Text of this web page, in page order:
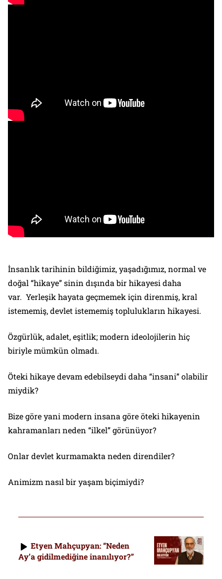
İnsanlık tarihinin bildiğimiz, yaşadığımız, normal ve
doğal “hikaye” sinin dışında bir hikayesi daha
var. Yerleşik hayata geçmemek için direnmiş, kral
istememiş, devlet istememiş toplulukların hikayesi.
Özgürlük, adalet, eşitlik; modern ideolojilerin hiç
biriyle mümkün olmadı.
Öteki hikaye devam edebilseydi daha “insani” olabilir
miydik?
Bize göre yani modern insana göre öteki hikayenin
kahramanları neden “ilkel” görünüyor?
Onlar devlet kurmamakta neden direndiler?
Animizm nasıl bir yaşam biçimiydi?
Etyen Mahçupyan: “Neden
Ay’a gidilmediğine inanılıyor?”